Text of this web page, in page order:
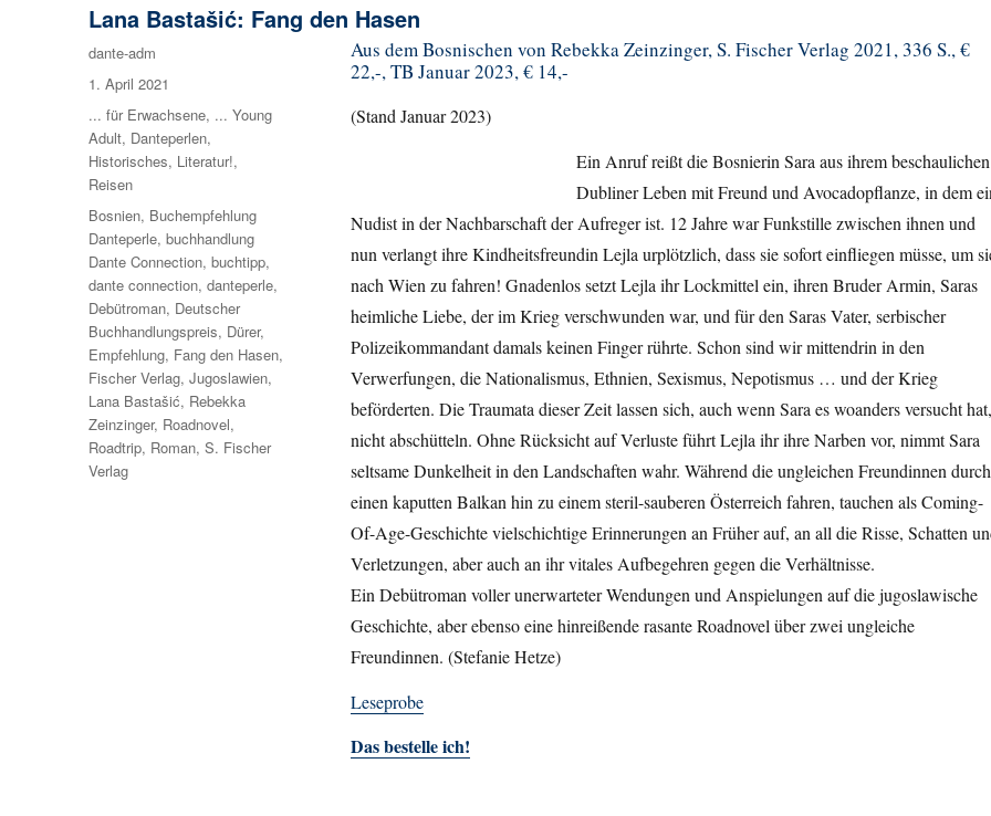
Lana Bastašić: Fang den Hasen
Aus dem Bosnischen von Rebekka Zeinzinger, S. Fischer Verlag 2021, 336 S., €
22,-, TB Januar 2023, € 14,-
(Stand Januar 2023)
Ein Anruf reißt die Bosnierin Sara aus ihrem beschaulichen
Dubliner Leben mit Freund und Avocadopflanze, in dem
Nudist in der Nachbarschaft der Aufreger ist. 12 Jahre war Funkstille zwischen ihnen und
nun verlangt ihre Kindheitsfreundin Lejla urplötzlich, dass sie sofort einfliegen müsse, um
nach Wien zu fahren! Gnadenlos setzt Lejla ihr Lockmittel ein, ihren Bruder Armin, Saras
heimliche Liebe, der im Krieg verschwunden war, und für den Saras Vater, serbischer
Polizeikommandant damals keinen Finger rührte. Schon sind wir mittendrin in den
Verwerfungen, die Nationalismus, Ethnien, Sexismus, Nepotismus … und der Krieg
beförderten. Die Traumata dieser Zeit lassen sich, auch wenn Sara es woanders versucht hat,
nicht abschütteln. Ohne Rücksicht auf Verluste führt Lejla ihr ihre Narben vor, nimmt Sara
seltsame Dunkelheit in den Landschaften wahr. Während die ungleichen Freundinnen durch
einen kaputten Balkan hin zu einem steril-sauberen Österreich fahren, tauchen als Coming-
Of-Age-Geschichte vielschichtige Erinnerungen an Früher auf, an all die Risse, Schatten
Verletzungen, aber auch an ihr vitales Aufbegehren gegen die Verhältnisse.
Ein Debütroman voller unerwarteter Wendungen und Anspielungen auf die jugoslawische
Geschichte, aber ebenso eine hinreißende rasante Roadnovel über zwei ungleiche
Freundinnen. (Stefanie Hetze)
Leseprobe
Das bestelle ich!
Autor
dante-adm
Veröffentlicht
am
1. April 2021
Kategorien
... für Erwachsene, ... Young
Adult, Danteperlen,
Historisches, Literatur!,
Reisen
Schlagwörter
Bosnien, Buchempfehlung
Danteperle,buchhandlung
Dante Connection,buchtipp,
dante connection,danteperle,
Debütroman, Deutscher
Buchhandlungspreis, Dürer,
Empfehlung, Fang den Hasen,
Fischer Verlag,Jugoslawien,
Lana Bastašić, Rebekka
Zeinzinger, Roadnovel,
Roadtrip, Roman,S. Fischer
Verlag